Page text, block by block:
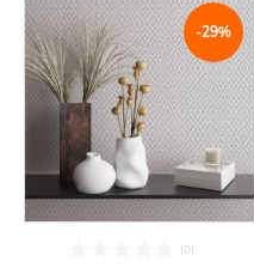
-29%